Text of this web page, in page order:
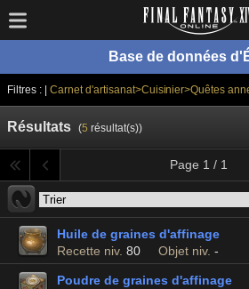
Base de données
Filtres : | Carnet d'artisanat>Cuisinier>Quêtes
Résultats (5 résultat(s))
Page 1 / 1
Huile de graines d'affinage
Recette niv. 80 Objet niv. -
Poudre de graines d'affinage